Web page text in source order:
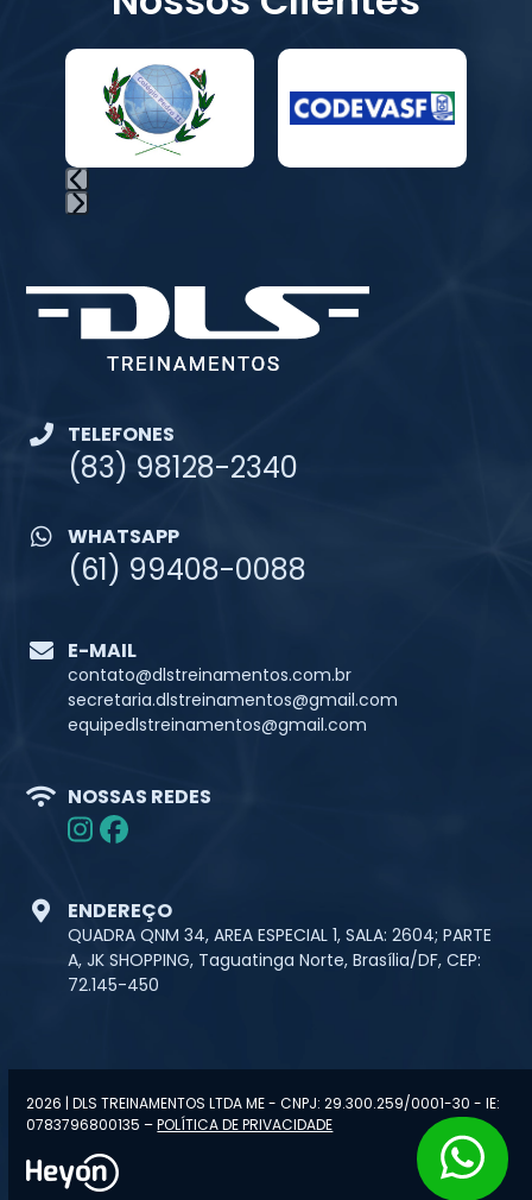
TELEFONES
(83) 98128-2340
WHATSAPP
(61) 99408-0088
E-MAIL
contato@dlstreinamentos.com.br
secretaria.dlstreinamentos@gmail.com
equipedlstreinamentos@gmail.com
NOSSAS REDES
ENDEREÇO
QUADRA QNM 34, AREA ESPECIAL 1, SALA: 2604; PARTE
A, JK SHOPPING, Taguatinga Norte, Brasília/DF, CEP:
72.145-450
2026 | DLS TREINAMENTOS LTDA ME - CNPJ: 29.300.259/0001-30 - IE:
0783796800135 –POLÍTICA DE PRIVACIDADE